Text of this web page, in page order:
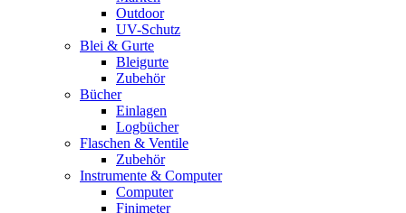
Outdoor
UV-Schutz
Blei & Gurte
Bleigurte
Zubehör
Bücher
Einlagen
Logbücher
Flaschen & Ventile
Zubehör
Instrumente & Computer
Computer
Finimeter